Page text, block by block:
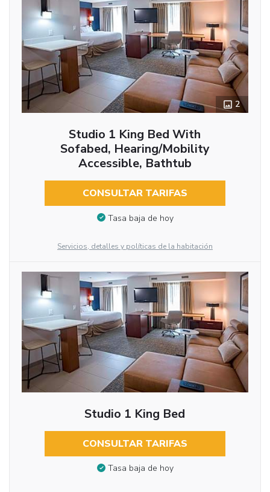
2
Studio 1 King Bed With
Sofabed, Hearing/Mobility
Accessible, Bathtub
CONSULTAR TARIFAS
Tasa baja de hoy
Servicios, detalles y políticas de la habitación
Studio 1 King Bed
CONSULTAR TARIFAS
Tasa baja de hoy